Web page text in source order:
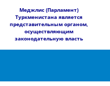
​Меджлис (Парламент)
Туркменистана является
представительным органом,
осуществляющим
законодательную власть